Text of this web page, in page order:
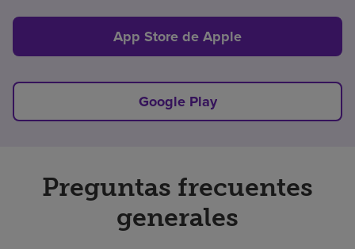
App Store de Apple
Google Play
Preguntas frecuentes
generales